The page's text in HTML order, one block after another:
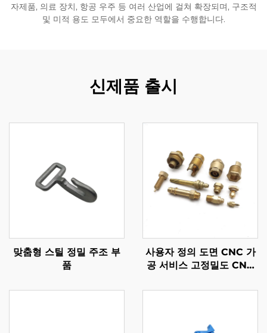
자제품, 의료 장치, 항공 우주 등 여러 산업에 걸쳐 확장되며, 구조적
및 미적 용도 모두에서 중요한 역할을 수행합니다.
신제품 출시
맞춤형 스틸 정밀 주조 부
품
사용자 정의 도면 CNC 가
공 서비스 고정밀도 CNC
부품